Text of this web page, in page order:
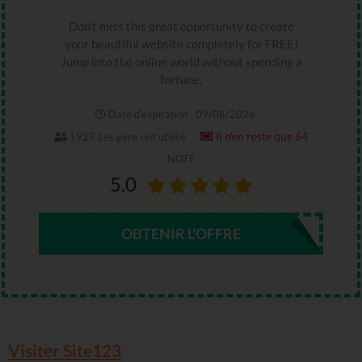
Don't miss this great opportunity to create
your beautiful website completely for FREE!
Jump into the online world without spending a
fortune.
Date d'expiration : 09/08/2026
1927 Les gens ont utilisé
Il n'en reste que 64
NOTE
5.0
OBTENIR L'OFFRE
Visiter Site123